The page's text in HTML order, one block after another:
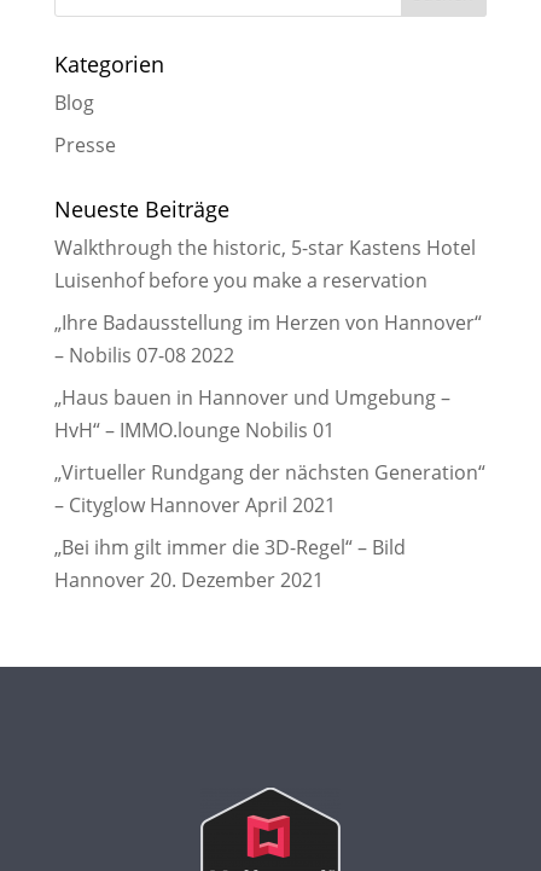
Kategorien
Blog
Presse
Neueste Beiträge
Walkthrough the historic, 5-star Kastens Hotel
Luisenhof before you make a reservation
„Ihre Badausstellung im Herzen von Hannover“
– Nobilis 07-08 2022
„Haus bauen in Hannover und Umgebung –
HvH“ – IMMO.lounge Nobilis 01
„Virtueller Rundgang der nächsten Generation“
– Cityglow Hannover April 2021
„Bei ihm gilt immer die 3D-Regel“ – Bild
Hannover 20. Dezember 2021